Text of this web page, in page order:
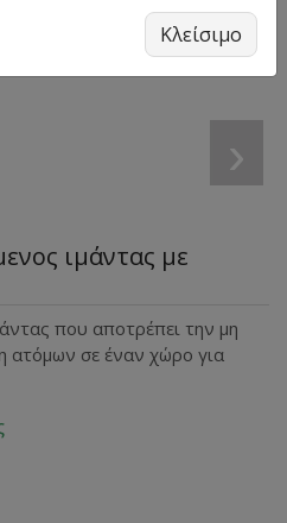
›
ιμάντας με
που αποτρέπει την μη
ατόμων σε έναν χώρο για
Κλείσιμο